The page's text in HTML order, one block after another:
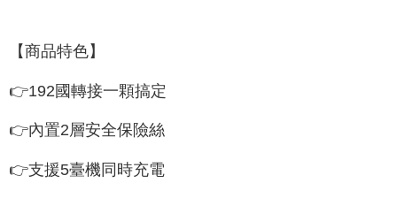
【商品特色】
👉192國轉接一顆搞定
👉內置2層安全保險絲
👉支援5臺機同時充電